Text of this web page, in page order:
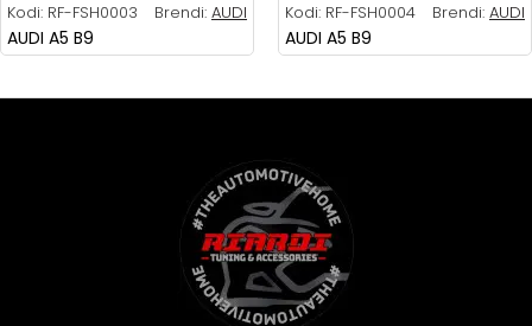
Kodi: RF-FSH0003 Brendi: AUDI
AUDI A5 B9
Kodi: RF-FSH0004 Brendi: AUDI
AUDI A5 B9